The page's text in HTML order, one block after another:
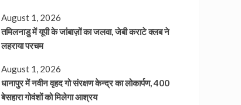
August 1, 2026
तमिलनाडु में यूपी के जांबाज़ों का जलवा, जेबी कराटे क्लब ने
लहराया परचम
August 1, 2026
धानापुर में नवीन वृहद गो संरक्षण केन्द्र का लोकार्पण, 400
बेसहारा गोवंशों को मिलेगा आश्रय